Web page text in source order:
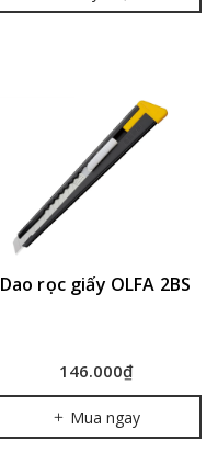
Dao rọc giấy OLFA 2BS
146.000₫
Mua ngay